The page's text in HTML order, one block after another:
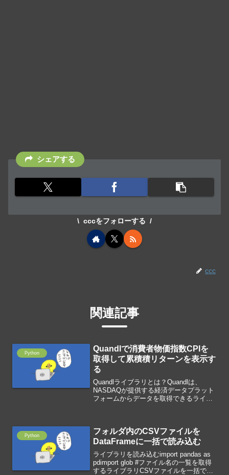
シェアする
cccをフォローする
ccc
関連記事
Python
Quandlで消費者物価指数CPIを
取得して累積積リターンを表示す
る
Quandlライブラリとは？Quandlは、
NASDAQが提供する経済データプラット
フォームからデータを取得できるライブ
Python
フォルダ内のCSVファイルを
DataFrameに一括で読み込む
ライブラリを読み込むimport pandas as
pdimport glob #ファイル名の一覧を取得
するライブラリCSVファイルを一括で読